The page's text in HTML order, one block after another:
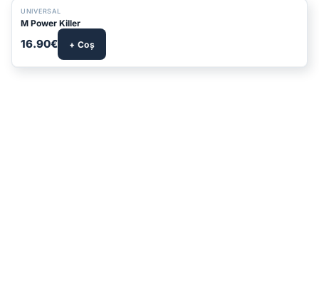
UNIVERSAL
M Power Killer
16.90€ + Coș